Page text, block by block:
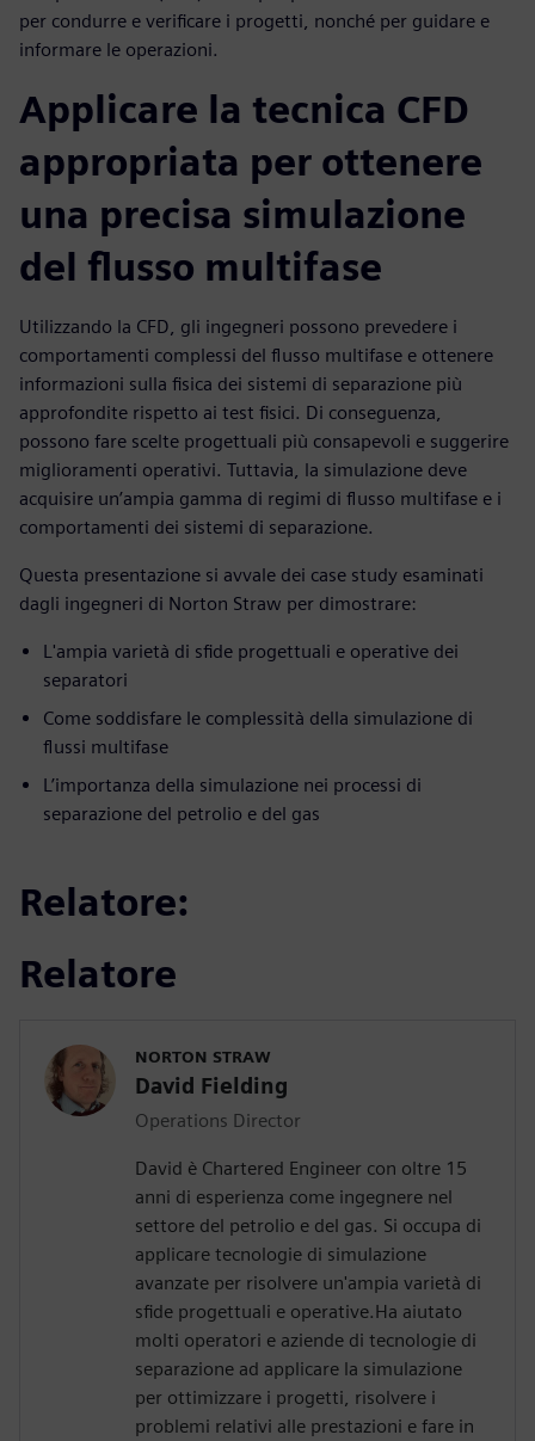
per condurre e verificare i progetti, nonché per guidare e
informare le operazioni.
Applicare la tecnica CFD
appropriata per ottenere
una precisa simulazione
del flusso multifase
Utilizzando la CFD, gli ingegneri possono prevedere i
comportamenti complessi del flusso multifase e ottenere
informazioni sulla fisica dei sistemi di separazione più
approfondite rispetto ai test fisici. Di conseguenza,
possono fare scelte progettuali più consapevoli e suggerire
miglioramenti operativi. Tuttavia, la simulazione deve
acquisire un’ampia gamma di regimi di flusso multifase e i
comportamenti dei sistemi di separazione.
Questa presentazione si avvale dei case study esaminati
dagli ingegneri di Norton Straw per dimostrare:
L'ampia varietà di sfide progettuali e operative dei
separatori
Come soddisfare le complessità della simulazione di
flussi multifase
L’importanza della simulazione nei processi di
separazione del petrolio e del gas
Relatore:
Relatore
NORTON STRAW
David Fielding
Operations Director
David è Chartered Engineer con oltre 15
anni di esperienza come ingegnere nel
settore del petrolio e del gas. Si occupa di
applicare tecnologie di simulazione
avanzate per risolvere un'ampia varietà di
sfide progettuali e operative.Ha aiutato
molti operatori e aziende di tecnologie di
separazione ad applicare la simulazione
per ottimizzare i progetti, risolvere i
problemi relativi alle prestazioni e fare in